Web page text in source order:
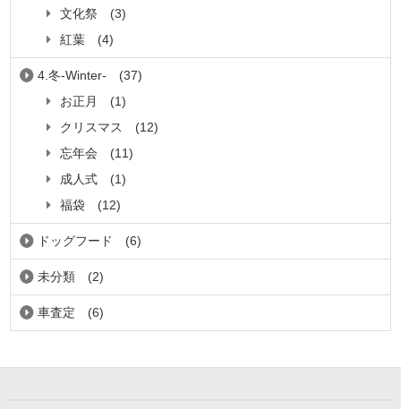
文化祭
(3)
紅葉
(4)
4.冬-Winter-
(37)
お正月
(1)
クリスマス
(12)
忘年会
(11)
成人式
(1)
福袋
(12)
ドッグフード (6)
未分類 (2)
車査定 (6)